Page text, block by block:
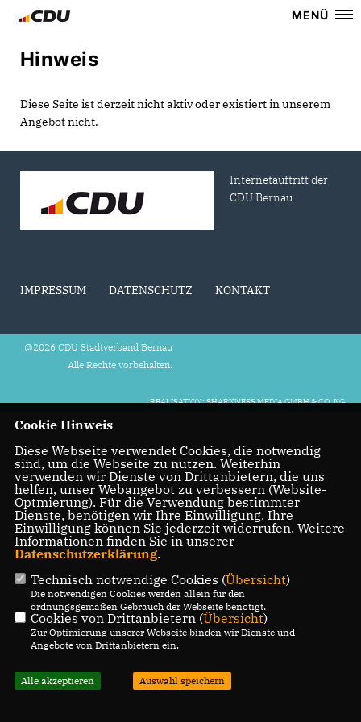
MENÜ
Hinweis
Diese Seite ist derzeit nicht aktiv oder existiert in unserem
Angebot nicht.
Internetauftritt der
CDU Bernau
IMPRESSUM DATENSCHUTZ KONTAKT
@2026 CDU Stadtverband Bernau
Alle Rechte vorbehalten.
REALISATION: SHARKNESS MEDIA GMBH & CO. KG
Cookie Hinweis
Diese Webseite verwendet Cookies, die notwendig
sind, um die Webseite zu nutzen. Weiterhin
verwenden wir Dienste von Drittanbietern, die uns
helfen, unser Webangebot zu verbessern (Website-
Optmierung). Für die Verwendung bestimmter
Dienste, benötigen wir Ihre Einwilligung. Ihre
Einwilligung können Sie jederzeit widerrufen. Weitere
Informationen finden Sie in unserer
Datenschutzerklärung.
Technisch notwendige Cookies (Übersicht)
Die notwendigen Cookies werden allein für den
ordnungsgemäßen Gebrauch der Webseite benötigt.
Cookies von Drittanbietern (Übersicht)
Zur Optimierung unserer Webseite binden wir Dienste und
Angebote von Drittanbietern ein.
Alle akzeptieren Auswahl speichern